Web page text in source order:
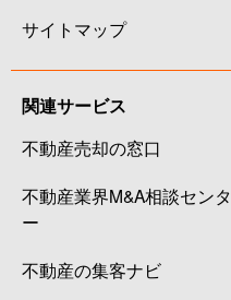
サイトマップ
関連サービス
不動産売却の窓口
不動産業界M&A相談センタ
ー
不動産の集客ナビ